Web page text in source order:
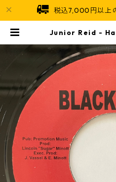
税込7,000円以上
Junior Reid -